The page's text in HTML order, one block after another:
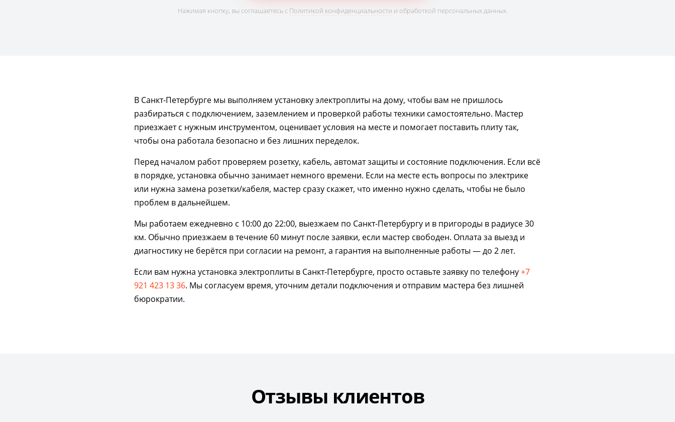
Нажимая кнопку, вы соглашаетесь с Политикой конфиденциальности и обработкой персональных данных.
В Санкт-Петербурге мы выполняем установку электроплиты на дому, чтобы вам не пришлось
разбираться с подключением, заземлением и проверкой работы техники самостоятельно. Мастер
приезжает с нужным инструментом, оценивает условия на месте и помогает поставить плиту так,
чтобы она работала безопасно и без лишних переделок.
Перед началом работ проверяем розетку, кабель, автомат защиты и состояние подключения. Если всё
в порядке, установка обычно занимает немного времени. Если на месте есть вопросы по электрике
или нужна замена розетки/кабеля, мастер сразу скажет, что именно нужно сделать, чтобы не было
проблем в дальнейшем.
Мы работаем ежедневно с 10:00 до 22:00, выезжаем по Санкт-Петербургу и в пригороды в радиусе 30
км. Обычно приезжаем в течение 60 минут после заявки, если мастер свободен. Оплата за выезд и
диагностику не берётся при согласии на ремонт, а гарантия на выполненные работы — до 2 лет.
Если вам нужна установка электроплиты в Санкт-Петербурге, просто оставьте заявку по телефону+7
921 423 13 36. Мы согласуем время, уточним детали подключения и отправим мастера без лишней
бюрократии.
Отзывы клиентов